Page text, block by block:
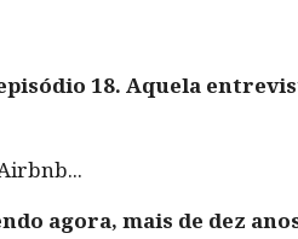
18. Aquela
agora, mais de dez